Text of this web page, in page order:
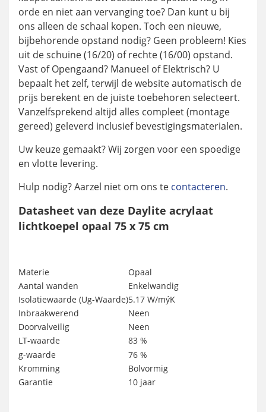
orde en niet aan vervanging toe? Dan kunt u bij
ons alleen de schaal kopen. Toch een nieuwe,
bijbehorende opstand nodig? Geen probleem! Kies
uit de schuine (16/20) of rechte (16/00) opstand.
Vast of Opengaand? Manueel of Elektrisch? U
bepaalt het zelf, terwijl de website automatisch de
prijs berekent en de juiste toebehoren selecteert.
Vanzelfsprekend altijd alles compleet (montage
gereed) geleverd inclusief bevestigingsmaterialen.
Uw keuze gemaakt? Wij zorgen voor een spoedige
en vlotte levering.
Hulp nodig? Aarzel niet om ons te contacteren.
Datasheet van deze Daylite acrylaat
lichtkoepel opaal 75 x 75 cm
Materie
Opaal
Aantal wanden
Enkelwandig
Isolatiewaarde (Ug-Waarde)5.17 W/mýK
Inbraakwerend
Neen
Doorvalveilig
Neen
LT-waarde
83 %
g-waarde
76 %
Kromming
Bolvormig
Garantie
10 jaar